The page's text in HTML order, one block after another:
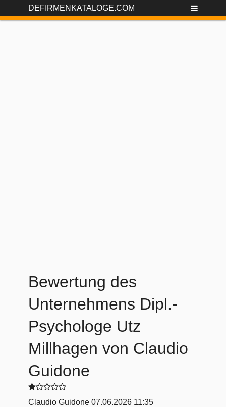
DEFIRMENKATALOGE.COM
Bewertung des
Unternehmens Dipl.-
Psychologe Utz
Millhagen von Claudio
Guidone
Claudio Guidone 07.06.2026 11:35